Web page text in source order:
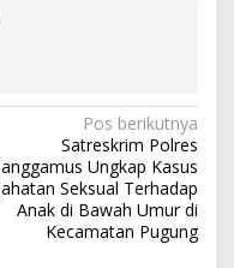
Pos berikutnya
Satreskrim Polres
Ungkap Kasus
Seksual Terhadap
Anak di Bawah Umur di
Kecamatan Pugung